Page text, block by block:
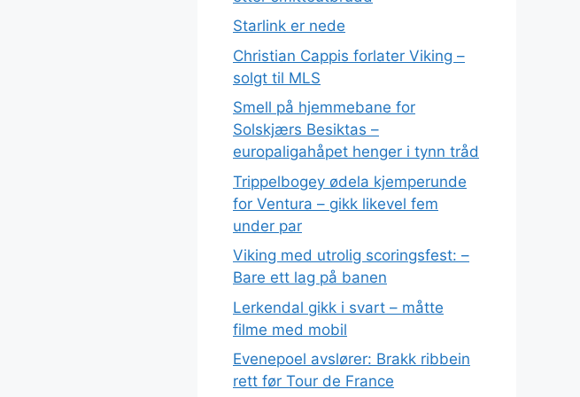
Starlink er nede
Christian Cappis forlater Viking –
solgt til MLS
Smell på hjemmebane for
Solskjærs Besiktas –
europaligahåpet henger i tynn tråd
Trippelbogey ødela kjemperunde
for Ventura – gikk likevel fem
under par
Viking med utrolig scoringsfest: –
Bare ett lag på banen
Lerkendal gikk i svart – måtte
filme med mobil
Evenepoel avslører: Brakk ribbein
rett før Tour de France